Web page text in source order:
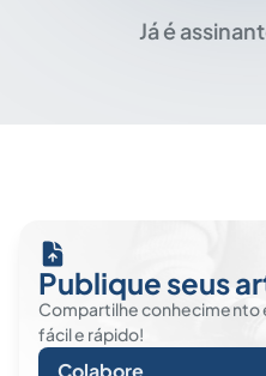
Já é
Publique seus
Compartilhe conhecimento
fácil e rápido!